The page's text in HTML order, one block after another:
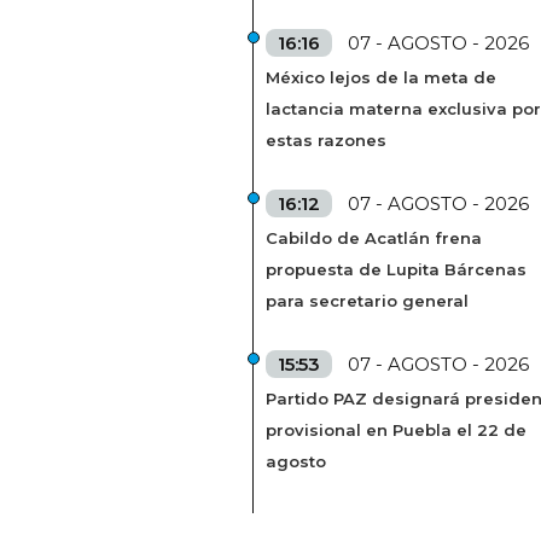
16:16 07 - AGOSTO - 2026
México lejos de la meta de
lactancia materna exclusiva por
estas razones
16:12 07 - AGOSTO - 2026
Cabildo de Acatlán frena
propuesta de Lupita Bárcenas
para secretario general
15:53 07 - AGOSTO - 2026
Partido PAZ designará
provisional en Puebla el 22 de
agosto